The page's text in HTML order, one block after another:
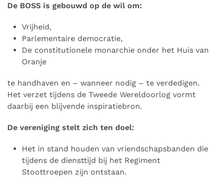
De BOSS is gebouwd op de wil om:
Vrijheid,
Parlementaire democratie,
De constitutionele monarchie onder het Huis van
Oranje
te handhaven en – wanneer nodig – te verdedigen.
Het verzet tijdens de Tweede Wereldoorlog vormt
daarbij een blijvende inspiratiebron.
De vereniging stelt zich ten doel:
Het in stand houden van vriendschapsbanden die
tijdens de diensttijd bij het Regiment
Stoottroepen zijn ontstaan.